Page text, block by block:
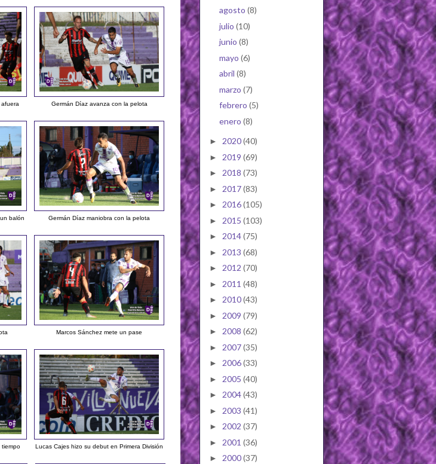
afuera Germán Díaz avanza con la pelota
balón Germán Díaz maniobra con la pelota
Marcos Sánchez mete un pase
tiempo Lucas Cajes hizo su debut en Primera División
agosto (8)
julio (10)
junio (8)
mayo (6)
abril (8)
marzo (7)
febrero (5)
enero (8)
► 2020(40)
► 2019 (69)
► 2018 (73)
► 2017(83)
► 2016(105)
► 2015 (103)
► 2014(75)
► 2013 (68)
► 2012 (70)
► 2011 (48)
► 2010(43)
► 2009 (79)
► 2008 (62)
► 2007(35)
► 2006(33)
► 2005 (40)
► 2004(43)
► 2003 (41)
► 2002 (37)
► 2001 (36)
► 2000(37)